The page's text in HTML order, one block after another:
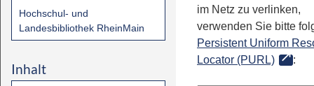
Hochschul- und
Landesbibliothek RheinMain
Inhalt
im Netz zu verlinken,
verwenden Sie bitte
Persistent Uniform
Locator (PURL)
: